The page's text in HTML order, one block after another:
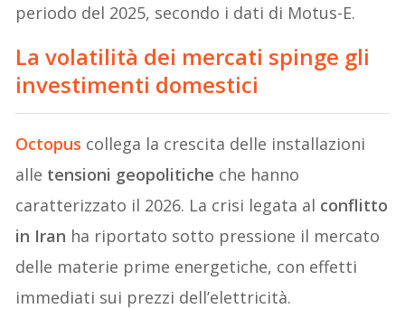
periodo del 2025, secondo i dati di Motus-E.
La volatilità dei mercati spinge gli
investimenti domestici
Octopus collega la crescita delle installazioni
alle tensioni geopolitiche che hanno
caratterizzato il 2026. La crisi legata al conflitto
in Iran ha riportato sotto pressione il mercato
delle materie prime energetiche, con effetti
immediati sui prezzi dell’elettricità.